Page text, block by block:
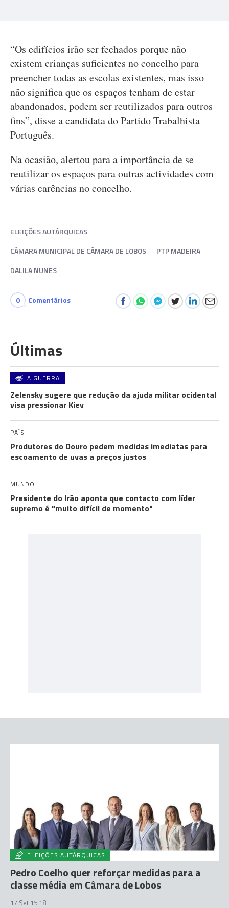
“Os edifícios irão ser fechados porque não
existem crianças suficientes no concelho para
preencher todas as escolas existentes, mas isso
não significa que os espaços tenham de estar
abandonados, podem ser reutilizados para outros
fins”, disse a candidata do Partido Trabalhista
Português.
Na ocasião, alertou para a importância de se
reutilizar os espaços para outras actividades com
várias carências no concelho.
ELEIÇÕES AUTÁRQUICAS
CÂMARA MUNICIPAL DE CÂMARA DE LOBOS
PTP MADEIRA
DALILA NUNES
0 Comentários
Últimas
A GUERRA
Zelensky sugere que redução da ajuda militar ocidental
visa pressionar Kiev
PAÍS
Produtores do Douro pedem medidas imediatas para
escoamento de uvas a preços justos
MUNDO
Presidente do Irão aponta que contacto com líder
supremo é "muito difícil de momento"
ELEIÇÕES AUTÁRQUICAS
Pedro Coelho quer reforçar medidas para a
classe média em Câmara de Lobos
17 Set 15:18